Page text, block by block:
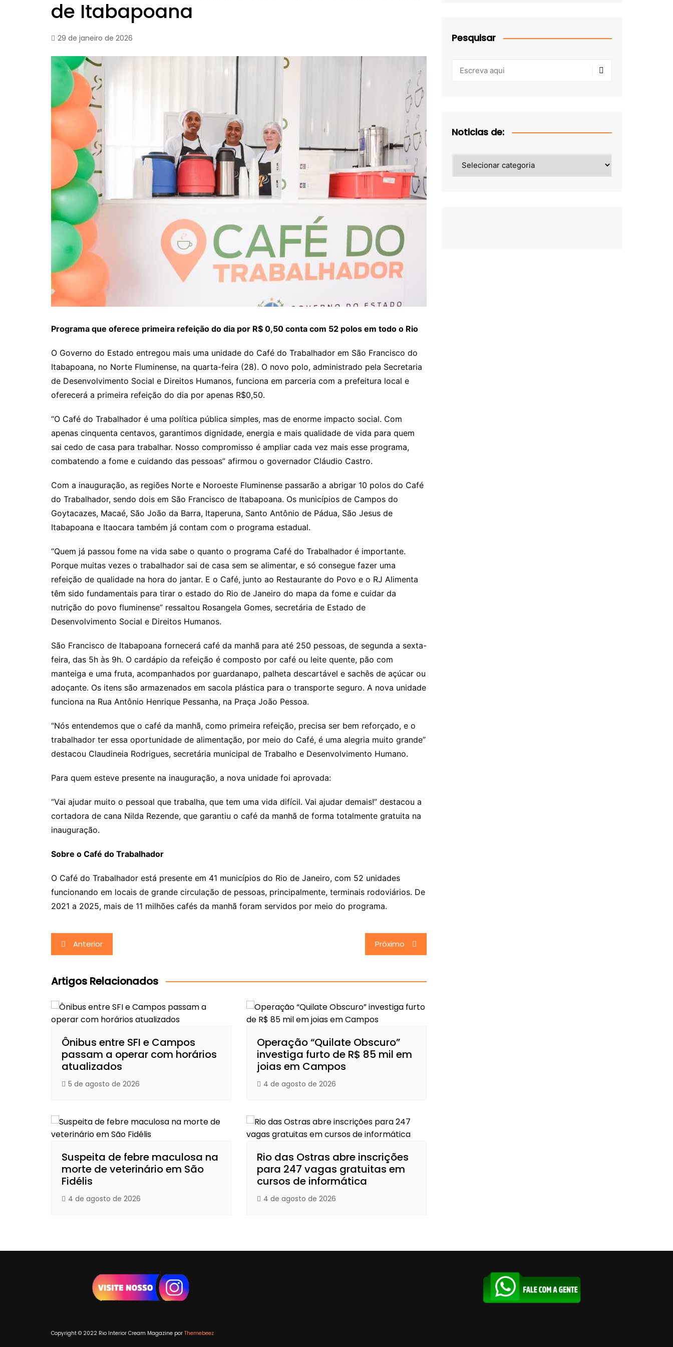
de Itabapoana
29 de janeiro de 2026
Programa que oferece primeira refeição do dia por R$ 0,50 conta com 52 polos em todo o Rio
O Governo do Estado entregou mais uma unidade do Café do Trabalhador em São Francisco do
Itabapoana, no Norte Fluminense, na quarta-feira (28). O novo polo, administrado pela Secretaria
de Desenvolvimento Social e Direitos Humanos, funciona em parceria com a prefeitura local e
oferecerá a primeira refeição do dia por apenas R$0,50.
“O Café do Trabalhador é uma política pública simples, mas de enorme impacto social. Com
apenas cinquenta centavos, garantimos dignidade, energia e mais qualidade de vida para quem
sai cedo de casa para trabalhar. Nosso compromisso é ampliar cada vez mais esse programa,
combatendo a fome e cuidando das pessoas” afirmou o governador Cláudio Castro.
Com a inauguração, as regiões Norte e Noroeste Fluminense passarão a abrigar 10 polos do Café
do Trabalhador, sendo dois em São Francisco de Itabapoana. Os municípios de Campos do
Goytacazes, Macaé, São João da Barra, Itaperuna, Santo Antônio de Pádua, São Jesus de
Itabapoana e Itaocara também já contam com o programa estadual.
“Quem já passou fome na vida sabe o quanto o programa Café do Trabalhador é importante.
Porque muitas vezes o trabalhador sai de casa sem se alimentar, e só consegue fazer uma
refeição de qualidade na hora do jantar. E o Café, junto ao Restaurante do Povo e o RJ Alimenta
têm sido fundamentais para tirar o estado do Rio de Janeiro do mapa da fome e cuidar da
nutrição do povo fluminense” ressaltou Rosangela Gomes, secretária de Estado de
Desenvolvimento Social e Direitos Humanos.
São Francisco de Itabapoana fornecerá café da manhã para até 250 pessoas, de segunda a sexta-
feira, das 5h às 9h. O cardápio da refeição é composto por café ou leite quente, pão com
manteiga e uma fruta, acompanhados por guardanapo, palheta descartável e sachês de açúcar ou
adoçante. Os itens são armazenados em sacola plástica para o transporte seguro. A nova unidade
funciona na Rua Antônio Henrique Pessanha, na Praça João Pessoa.
“Nós entendemos que o café da manhã, como primeira refeição, precisa ser bem reforçado, e o
trabalhador ter essa oportunidade de alimentação, por meio do Café, é uma alegria muito grande”
destacou Claudineia Rodrigues, secretária municipal de Trabalho e Desenvolvimento Humano.
Para quem esteve presente na inauguração, a nova unidade foi aprovada:
“Vai ajudar muito o pessoal que trabalha, que tem uma vida difícil. Vai ajudar demais!” destacou a
cortadora de cana Nilda Rezende, que garantiu o café da manhã de forma totalmente gratuita na
inauguração.
Sobre o Café do Trabalhador
O Café do Trabalhador está presente em 41 municípios do Rio de Janeiro, com 52 unidades
funcionando em locais de grande circulação de pessoas, principalmente, terminais rodoviários. De
2021 a 2025, mais de 11 milhões cafés da manhã foram servidos por meio do programa.
Navegação
de
Post
Anterior Próximo
Artigos Relacionados
Ônibus entre SFI e Campos
passam a operar com horários
atualizados
5 de agosto de 2026
Operação “Quilate Obscuro”
investiga furto de R$ 85 mil em
joias em Campos
4 de agosto de 2026
Suspeita de febre maculosa na
morte de veterinário em São
Fidélis
4 de agosto de 2026
Rio das Ostras abre inscrições
para 247 vagas gratuitas em
cursos de informática
4 de agosto de 2026
Pesquisar
Noticias de:
de:
Copyright © 2022 Rio Interior Cream Magazine por Themebeez